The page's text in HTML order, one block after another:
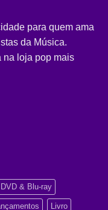
para quem ama
da Música.
na loja pop mais
DVD & Blu-ray
Livro